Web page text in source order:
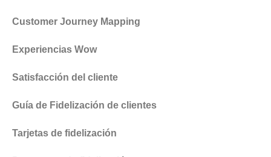
Customer Journey Mapping
Experiencias Wow
Satisfacción del cliente
Guía de Fidelización de clientes
Tarjetas de fidelización